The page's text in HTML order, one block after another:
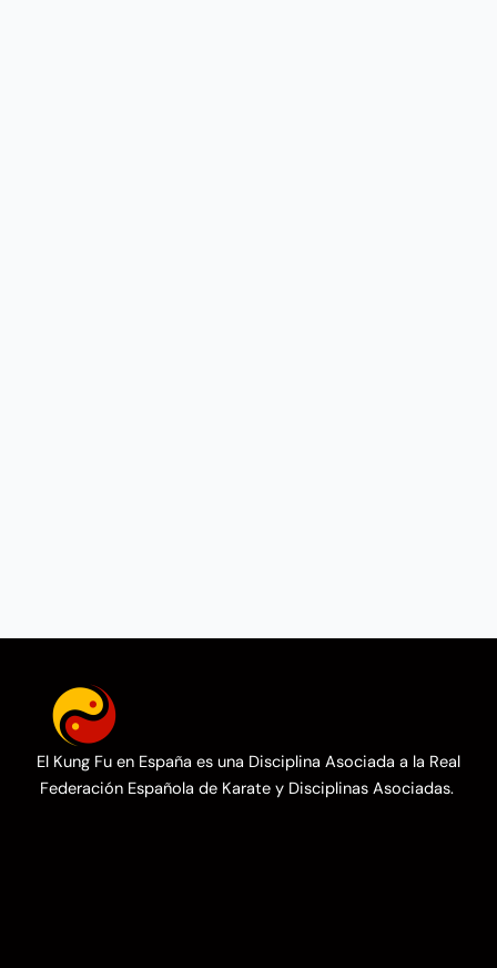
El Kung Fu en España es una Disciplina Asociada a la Real
Federación Española de Karate y Disciplinas Asociadas.